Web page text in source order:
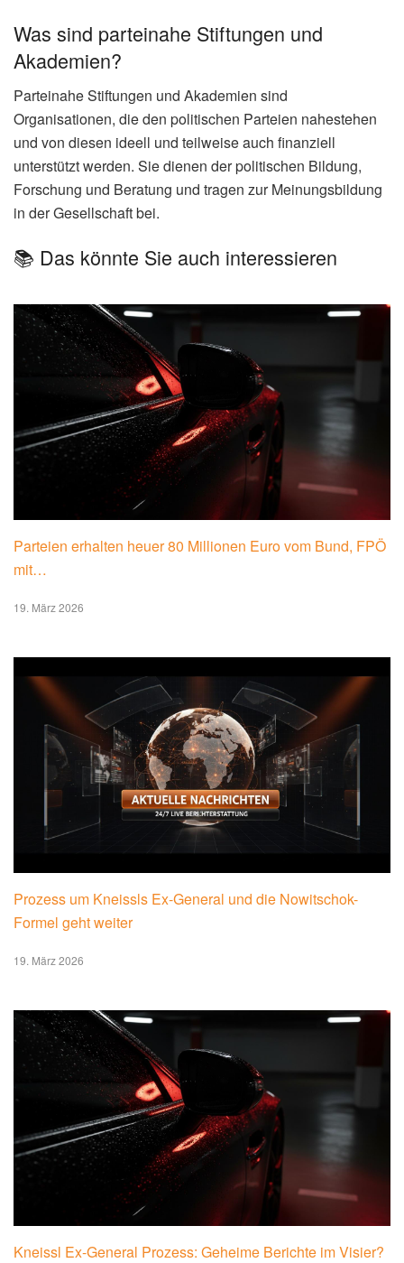
Was sind parteinahe Stiftungen und
Akademien?
Parteinahe Stiftungen und Akademien sind
Organisationen, die den politischen Parteien nahestehen
und von diesen ideell und teilweise auch finanziell
unterstützt werden. Sie dienen der politischen Bildung,
Forschung und Beratung und tragen zur Meinungsbildung
in der Gesellschaft bei.
📚 Das könnte Sie auch interessieren
Parteien erhalten heuer 80 Millionen Euro vom Bund, FPÖ
mit…
19. März 2026
Prozess um Kneissls Ex-General und die Nowitschok-
Formel geht weiter
19. März 2026
Kneissl Ex-General Prozess: Geheime Berichte im Visier?